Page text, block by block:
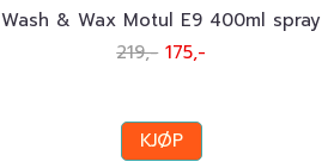
Wash & Wax Motul E9 400ml spray
219,- 175,-
KJØP